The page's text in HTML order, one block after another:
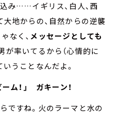
み……イギリス、白人、西
大地からの、自然からの逆襲
なく、 メッセージとしても
が率いてるから（心情的に
いうことなんだよ。
ーム！」 ガキーン！
ですね。火のラーマと水の